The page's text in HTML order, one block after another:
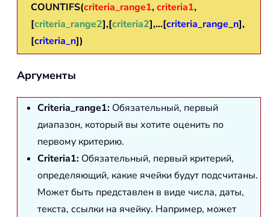
COUNTIFS(criteria_range1,criteria1,
[criteria_range2],[criteria2],…[criteria_range_n],
[criteria_n])
Аргументы
Criteria_range1: Обязательный, первый
диапазон, который вы хотите оценить по
первому критерию.
Criteria1: Обязательный, первый критерий,
определяющий, какие ячейки будут подсчитаны.
Может быть представлен в виде числа, даты,
текста, ссылки на ячейку. Например, может